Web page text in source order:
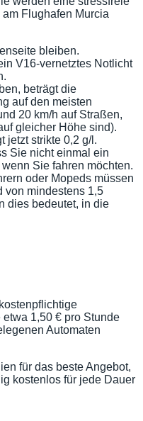
Flughafen Murcia
bleiben.
V16-vernetztes Notlicht
beträgt die
auf den meisten
20 km/h auf Straßen,
gleicher Höhe sind).
jetzt strikte 0,2 g/l.
Sie nicht einmal ein
Sie fahren möchten.
oder Mopeds müssen
von mindestens 1,5
dies bedeutet, in die
1,50 € pro Stunde
Automaten
für das beste Angebot,
kostenlos für jede Dauer